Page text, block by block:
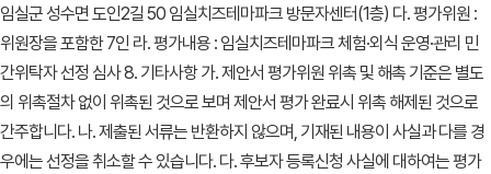
임실군 성수면 도인2길 50 임실치즈테마파크 방문자센터(1층) 다. 평가위원 :
위원장을 포함한 7인 라. 평가내용 : 임실치즈테마파크 체험·외식 운영·관리 민
간위탁자 선정 심사 8. 기타사항 가. 제안서 평가위원 위촉 및 해촉 기준은 별도
의 위촉절차 없이 위촉된 것으로 보며 제안서 평가 완료시 위촉 해제된 것으로
간주합니다. 나. 제출된 서류는 반환하지 않으며, 기재된 내용이 사실과 다를 경
우에는 선정을 취소할 수 있습니다. 다. 후보자 등록신청 사실에 대하여는 평가